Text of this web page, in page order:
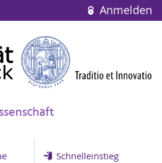
Anmelden
Schnelleinstieg